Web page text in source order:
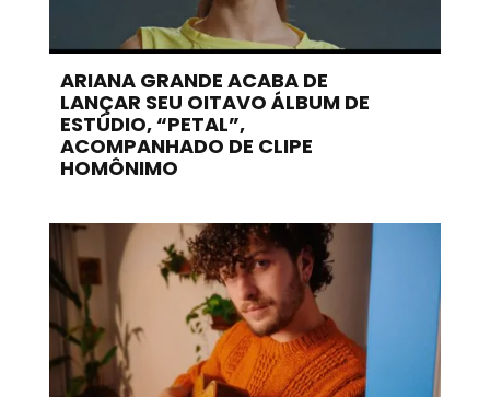
ARIANA GRANDE ACABA DE
LANÇAR SEU OITAVO ÁLBUM DE
ESTÚDIO, “PETAL”,
ACOMPANHADO DE CLIPE
HOMÔNIMO